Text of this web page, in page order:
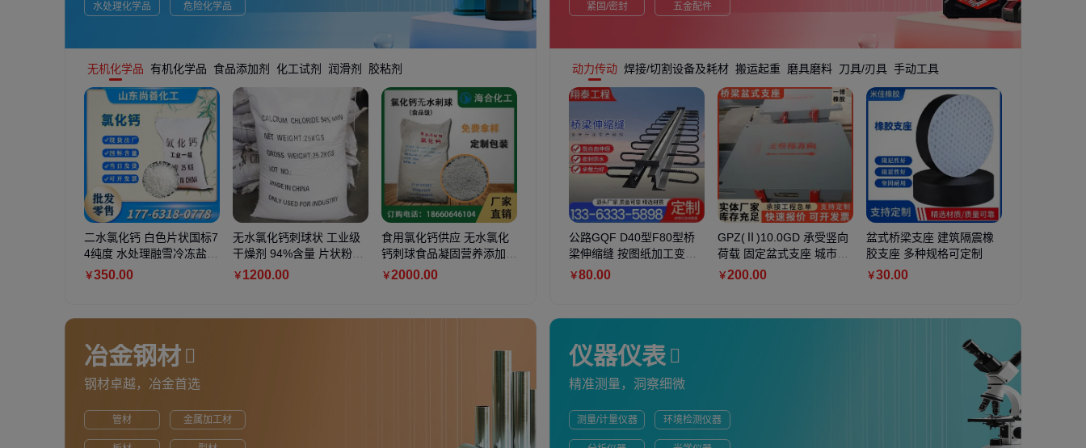
水处理化学品 危险化学品
无机化学品 有机化学品 食品添加剂 化工试剂 润滑剂 胶粘剂
二水氯化钙 白色片状国标7
4纯度 水处理融雪冷冻盐水
用 25kg吨包
￥350.00
无水氯化钙刺球状 工业级
干燥剂 94%含量 片状粉状
球形颗粒污水处理
￥ 1200.00
食用氯化钙供应 无水氯化
钙刺球食品凝固营养添加用
海合化工
￥2000.00
辉浩厂家直供污水处理用氧
化钙颗粒 干燥剂 鱼塘养殖
消毒用生石灰块
.00
水性无机富锌底漆 储罐管
材通用防锈漆 阴极保护 耐
化学品 亚琅
.00
轮胎除臭剂 工业级多孔铝
硅无机物与有机物复配化学
.90
工业硫代硫酸钠 小颗
明晶体大苏打 洗涤消
紧固/密封 五金配件
动力传动 焊接/切割设备及耗材 搬运起重 磨具磨料 刀具/刃具 手动工具
公路GQF D40型F80型桥
梁伸缩缝 按图纸加工变形
缝
￥80.00
GPZ(Ⅱ)10.0GD 承受竖向
荷载 固定盆式支座 城市快
速路 一博
￥200.00
盆式桥梁支座 建筑隔震橡
胶支座 多种规格可定制
￥30.00
冶金钢材
钢材卓越，冶金首选
管材 金属加工材
仪器仪表
精准测量，洞察细微
测量/计量仪器 环境检测仪器